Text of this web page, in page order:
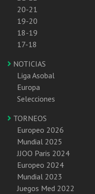
20-21
19-20
18-19
17-18
NOTICIAS
Liga Asobal
Europa
Selecciones
TORNEOS
Europeo 2026
Mundial 2025
JJOO Paris 2024
Europeo 2024
Mundial 2023
Juegos Med 2022